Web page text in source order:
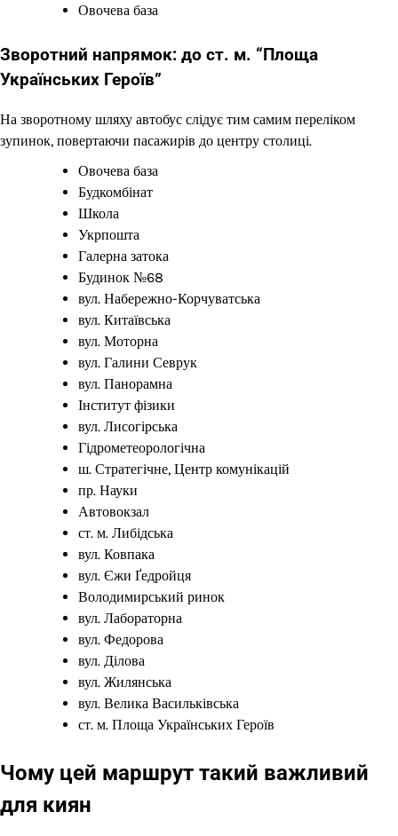
Овочева база
Зворотний напрямок: до ст. м. “Площа
Українських Героїв”
На зворотному шляху автобус слідує тим самим переліком
зупинок, повертаючи пасажирів до центру столиці.
Овочева база
Будкомбінат
Школа
Укрпошта
Галерна затока
Будинок №68
вул. Набережно-Корчуватська
вул. Китаївська
вул. Моторна
вул. Галини Севрук
вул. Панорамна
Інститут фізики
вул. Лисогірська
Гідрометеорологічна
ш. Стратегічне, Центр комунікацій
пр. Науки
Автовокзал
ст. м. Либідська
вул. Ковпака
вул. Єжи Ґедройця
Володимирський ринок
вул. Лабораторна
вул. Федорова
вул. Ділова
вул. Жилянська
вул. Велика Васильківська
ст. м. Площа Українських Героїв
Чому цей маршрут такий важливий
для киян